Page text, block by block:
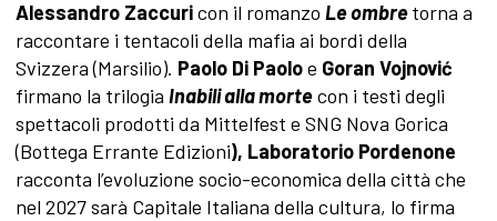
Alessandro Zaccuricon il romanzo Le ombretorna a
raccontare i tentacoli della mafia ai bordi della
Svizzera (Marsilio). Paolo Di Paoloe Goran Vojnović
firmano la trilogia Inabili alla mortecon i testi degli
spettacoli prodotti da Mittelfest e SNG Nova Gorica
(Bottega Errante Edizioni), Laboratorio Pordenone
racconta l’evoluzione socio-economica della città che
nel 2027 sarà Capitale Italiana della cultura, lo firma